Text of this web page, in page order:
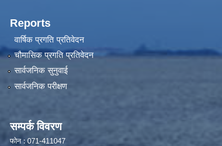
Reports
वार्षिक प्रगति प्रतिवेदन
चौमासिक प्रगति प्रतिवेदन
सार्वजनिक सुनुवाई
सार्वजनिक परीक्षण
सम्पर्क विवरण
फोन : 071-411047